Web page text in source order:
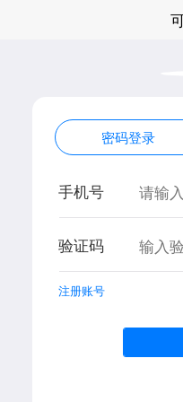
密码登录
手机号
验证码
注册账号